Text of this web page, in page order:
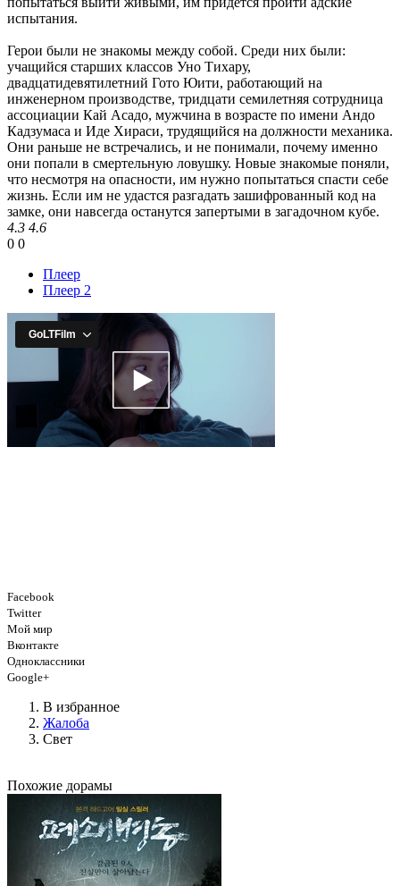
испытания.
Герои были не знакомы между собой. Среди них были:
учащийся старших классов Уно Тихару,
двадцатидевятилетний Гото Юити, работающий на
инженерном производстве, тридцати семилетняя сотрудница
ассоциации Кай Асадо, мужчина в возрасте по имени Андо
Кадзумаса и Иде Хираси, трудящийся на должности механика.
Они раньше не встречались, и не понимали, почему именно
они попали в смертельную ловушку. Новые знакомые поняли,
что несмотря на опасности, им нужно попытаться спасти себе
жизнь. Если им не удастся разгадать зашифрованный код на
замке, они навсегда останутся запертыми в загадочном кубе.
4.3 4.6
0 0
Плеер
Плеер 2
Facebook
Twitter
Мой мир
Вконтакте
Одноклассники
Google+
В избранное
Жалоба
Свет
Похожие дорамы